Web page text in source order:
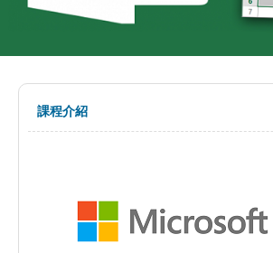
課程介紹